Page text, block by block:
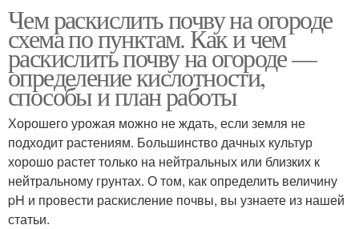
Чем раскислить почву на огороде
схема по пунктам. Как и чем
раскислить почву на огороде —
определение кислотности,
способы и план работы
Хорошего урожая можно не ждать, если земля не
подходит растениям. Большинство дачных культур
хорошо растет только на нейтральных или близких к
нейтральному грунтах. О том, как определить величину
pH и провести раскисление почвы, вы узнаете из нашей
статьи.